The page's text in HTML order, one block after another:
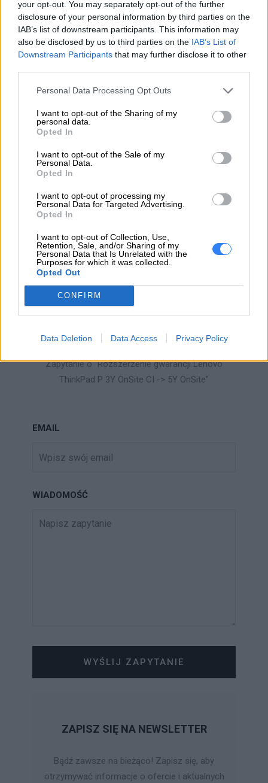
your opt-out. You may separately opt-out of the further
disclosure of your personal information by third parties on the
IAB’s list of downstream participants. This information may
also be disclosed by us to third parties on the IAB’s List of
Downstream Participants that may further disclose it to other
Personal Data Processing Opt Outs
I want to opt-out of the Sharing of my
personal data.
Opted In
I want to opt-out of the Sale of my
Personal Data.
Opted In
I want to opt-out of processing my
Personal Data for Targeted Advertising.
Opted In
I want to opt-out of Collection, Use,
Retention, Sale, and/or Sharing of my
Personal Data that Is Unrelated with the
Purposes for which it was collected.
Opted Out
CONFIRM
Data Deletion Data Access Privacy Policy
producenta
Lenovo
18001 Development Drive
Telefon: +1 (855) 253-6686
https://lenovo.com
Podmiot
o.o.
ul. Gottlieba Daimlera 1
info_pl@lenovo.com
Pomoc
techniczna
https://support.lenovo.com/pl/pl/
ZAPYTAJ O PRODUKT
Zapytanie o "Rozszerzenie gwarancji Lenovo
ThinkPad P 3Y OnSite CI -> 5Y OnSite"
EMAIL
WIADOMOŚĆ
WYŚLIJ ZAPYTANIE
ZAPISZ SIĘ NA NEWSLETTER
Bądź zawsze na bieżąco! Zapisz się, aby
otrzymywać informacje o ofercie i aktualnych